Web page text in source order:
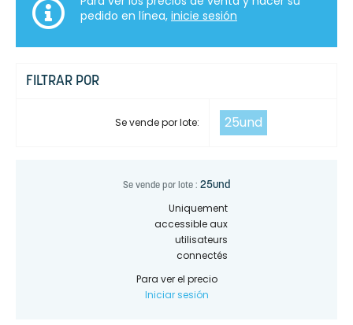
pedido en línea, inicie sesión
FILTRAR POR
Se vende por lote: 25und
Se vende por lote : 25und
Uniquement
accessible aux
utilisateurs
connectés
Para ver el precio
Iniciar sesión